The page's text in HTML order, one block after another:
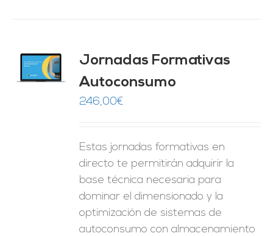
Jornadas Formativas
Autoconsumo
246,00€
Estas jornadas formativas en
directo te permitirán adquirir la
base técnica necesaria para
dominar el dimensionado y la
optimización de sistemas de
autoconsumo con almacenamiento